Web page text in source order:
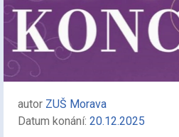
autor ZUŠ Morava
Datum konání: 20.12.2025